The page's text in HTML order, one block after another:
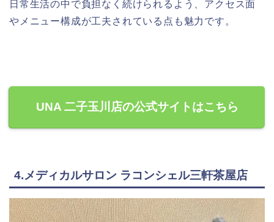
日常生活の中で負担なく続けられるよう、アクセス面
やメニュー構成が工夫されている点も魅力です。
UNA 二子玉川店の公式サイトはこちら
4.メディカルサロン ラコンシェル三軒茶屋店